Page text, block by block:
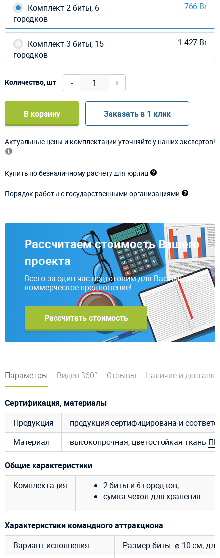
Комплект 2 биты, 6
городков
766 Br
Комплект 3 биты, 15
городков
1 427 Br
Количество, шт - +
В корзину Заказать в 1 клик
Актуальные цены и комплектации уточняйте у наших экспертов!
Купить по безналичному расчету для юрлиц
Порядок работы с государственными организациями
Рассчитаем стоимость Вашего
проекта
Всего за один час подготовим для Вас выгодное
коммерческое предложение!
Рассчитать стоимость
Параметры Видео 360° Отзывы Наличие и доставка
Сертификация, материалы
Продукция
продукция сертифицирована и
Материал
высокопрочная, цветостойкая ткань
Общие характеристики
Комплектация
2 биты и 6 городков;
сумка-чехол для хранения.
Характеристики командного аттракциона
Вариант исполнения
Размер биты: ⌀ 10 см;